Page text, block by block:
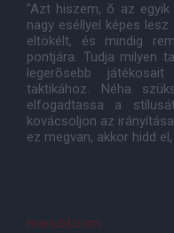
"Azt hiszem, õ az
nagy eséllyel képes
eltökélt, és mindig
pontjára. Tudja milyen
legerõsebb
taktikához. Néha
elfogadtassa a
kovácsoljon az
ez megvan, akkor hidd
manutd.com